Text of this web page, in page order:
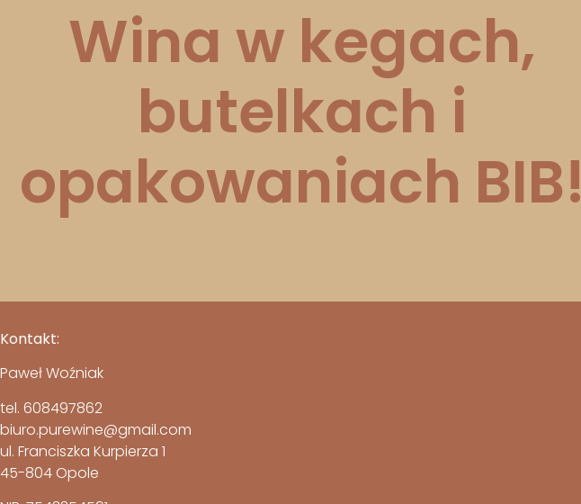
Wina w kegach,
butelkach i
opakowaniach BIB!
Kontakt:
Paweł Woźniak
tel. 608497862
biuro.purewine@gmail.com
ul. Franciszka Kurpierza 1
45-804 Opole